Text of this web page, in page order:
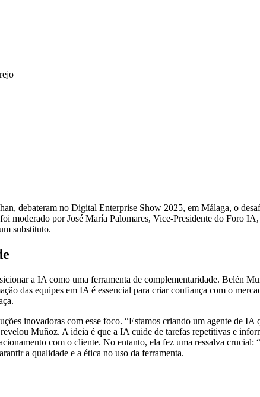
debateram no Digital Enterprise Show 2025, em Málaga, o
moderado por José María Palomares, Vice-Presidente do Foro
substituto.
a IA como uma ferramenta de complementaridade. Belén
das equipes em IA é essencial para criar confiança com o
inovadoras com esse foco. “Estamos criando um agente de IA
Muñoz. A ideia é que a IA cuide de tarefas repetitivas e
com o cliente. No entanto, ela fez uma ressalva crucial:
a qualidade e a ética no uso da ferramenta.